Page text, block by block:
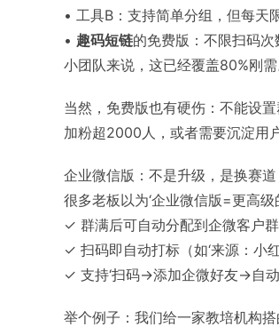
• 工具B：支持简单分组，但每天
• 趣码短链的免费版：不限扫码
小团队来说，这已经覆盖80%刚需
当然，免费版也有硬伤：不能设
加粉超2000人，或者需要沉淀用
企业微信版：不是升级，是换赛道
很多老板以为‘企业微信版=更高
✓ 群满后可自动分配到企微客户
✓ 扫码即自动打标（如‘来源：小
✓ 支持‘扫码→添加企微好友→自
举个例子：我们给一家教培机构